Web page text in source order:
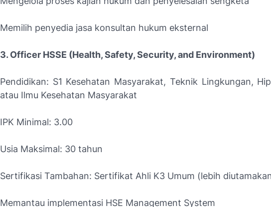
Memilih penyedia jasa konsultan hukum eksternal
3. Officer HSSE (Health, Safety, Security, and Environment)
Pendidikan: S1 Kesehatan Masyarakat, Teknik Lingkungan,
atau Ilmu Kesehatan Masyarakat
IPK Minimal: 3.00
Usia Maksimal: 30 tahun
Sertifikasi Tambahan: Sertifikat Ahli K3 Umum (lebih
Memantau implementasi HSE Management System